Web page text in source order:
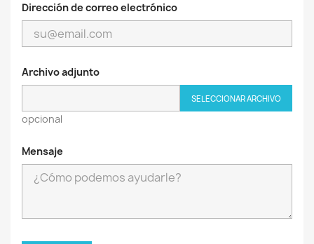
Dirección de correo electrónico
Archivo adjunto
SELECCIONAR ARCHIVO
opcional
Mensaje